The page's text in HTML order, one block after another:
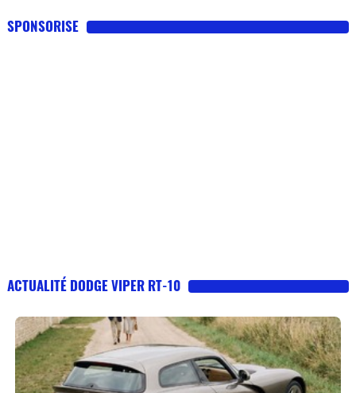
SPONSORISE
ACTUALITÉ DODGE VIPER RT-10